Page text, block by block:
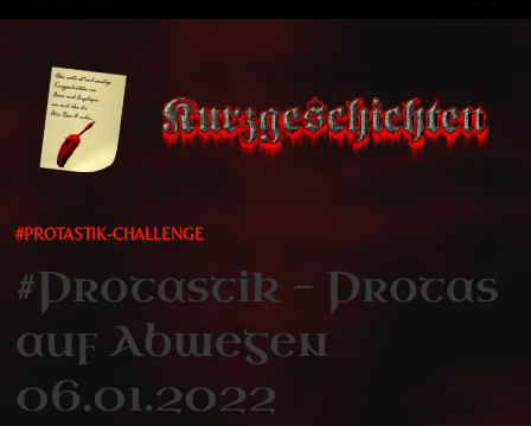
#PROTASTIK-CHALLENGE
#Protastik – Protas
auf Abwegen
06.01.2022